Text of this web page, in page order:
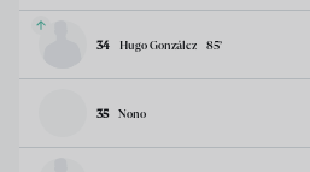
34 Hugo González 85’
35 Nono